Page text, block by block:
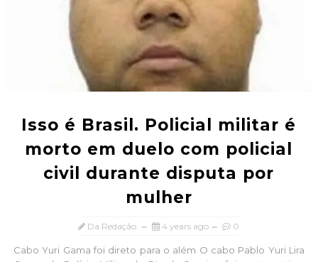
Isso é Brasil. Policial militar é
morto em duelo com policial
civil durante disputa por
mulher
Da Redação 4 years ago 0
Cabo Yuri Gama foi direto para o além O cabo Pablo Yuri Lira